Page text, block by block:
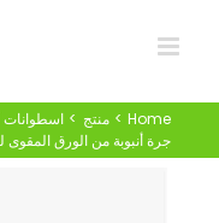
Home منتج
جرة أنبوبة من الورق المقوى